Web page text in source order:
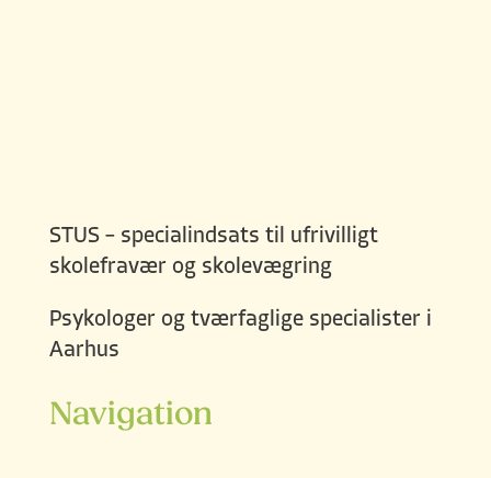
STUS – specialindsats til ufrivilligt
skolefravær og skolevægring
Psykologer og tværfaglige specialister i
Aarhus
Navigation